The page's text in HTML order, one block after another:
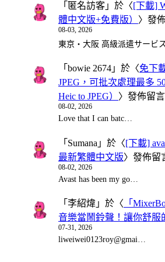
「 匿名訪客 」於〈[下載]
體中文版+免費版） 〉發
08-03, 2026
東京・大阪 高級派遣サービ
「 bowie 2674 」於〈免下
JPEG，可批次處理最多
Heic to JPEG） 〉發佈留言
08-02, 2026
Love that I can batc…
「 Sumana 」於〈[下載]
最新繁體中文版〉發佈留
08-02, 2026
Avast has been my go…
「 李紹煒 」於〈 「
音樂當鬧鈴聲！讓你舒服
07-31, 2026
liweiwei0123roy@gmai…